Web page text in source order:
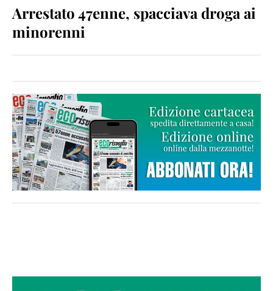
Arrestato 47enne, spacciava droga ai
minorenni